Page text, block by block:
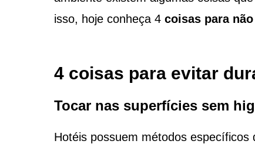
isso, hoje conheça 4coisas para não
4 coisas para evitar
Tocar nas superfícies sem
Hotéis possuem métodos